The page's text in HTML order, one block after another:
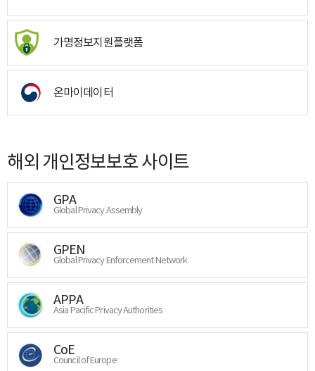
가명정보지원플랫폼
온마이데이터
해외 개인정보보호 사이트
GPA
Global Privacy Assembly
GPEN
Global Privacy Enforcement Network
APPA
Asia Pacific Privacy Authorities
CoE
Council of Europe